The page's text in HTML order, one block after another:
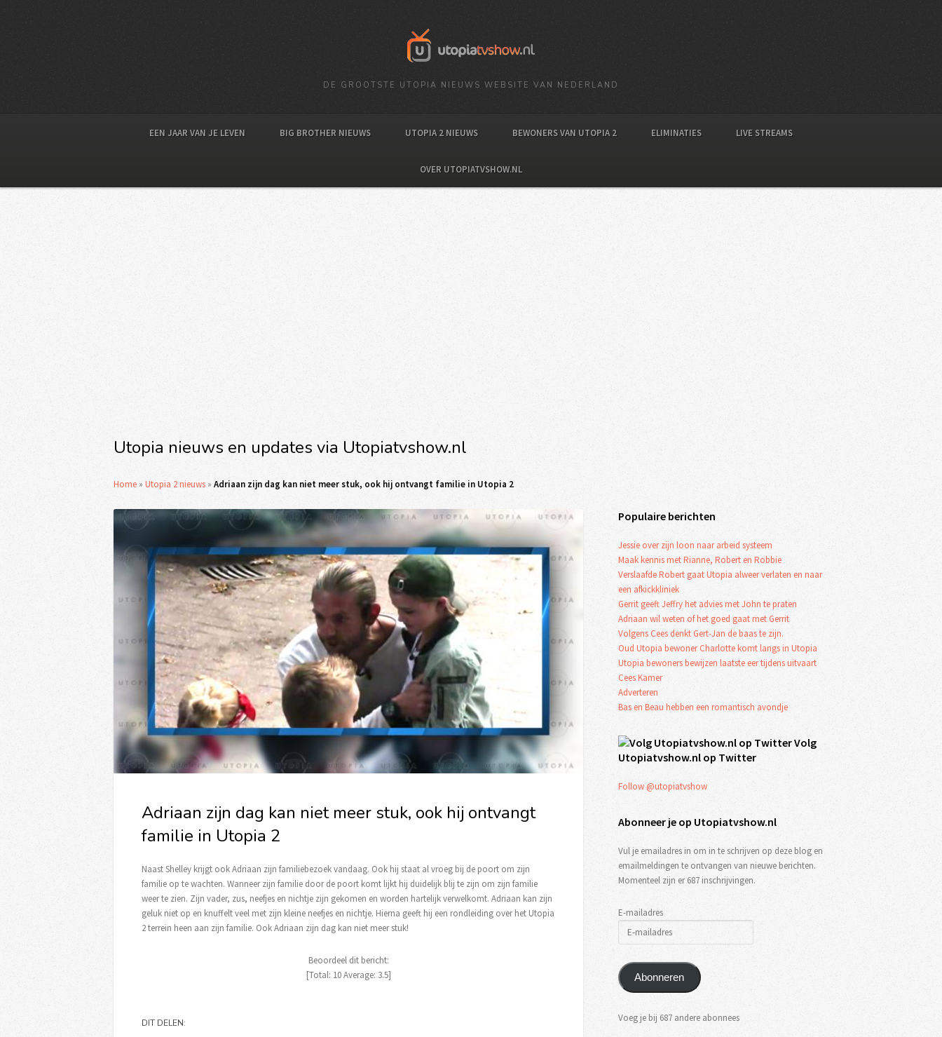
DE GROOTSTE UTOPIA NIEUWS WEBSITE VAN NEDERLAND
EEN JAAR VAN JE LEVEN BIG BROTHER NIEUWS UTOPIA 2 NIEUWS BEWONERS VAN UTOPIA 2 ELIMINATIES LIVE STREAMS
OVER UTOPIATVSHOW.NL
Utopia nieuws en updates via Utopiatvshow.nl
Home » Utopia 2 nieuws » Adriaan zijn dag kan niet meer stuk, ook hij ontvangt familie in Utopia 2
Adriaan zijn dag kan niet meer stuk, ook hij ontvangt
familie in Utopia 2
Naast Shelley krijgt ook Adriaan zijn familiebezoek vandaag. Ook hij staat al vroeg bij de poort om zijn
familie op te wachten. Wanneer zijn familie door de poort komt lijkt hij duidelijk blij te zijn om zijn familie
weer te zien. Zijn vader, zus, neefjes en nichtje zijn gekomen en worden hartelijk verwelkomt. Adriaan kan zijn
geluk niet op en knuffelt veel met zijn kleine neefjes en nichtje. Hierna geeft hij een rondleiding over het Utopia
2 terrein heen aan zijn familie. Ook Adriaan zijn dag kan niet meer stuk!
Beoordeel dit bericht:
[Total: 10Average: 3.5]
DIT DELEN:
Populaire berichten
Jessie over zijn loon naar arbeid systeem
Maak kennis met Rianne, Robert en Robbie
Verslaafde Robert gaat Utopia alweer verlaten en naar
een afkickkliniek
Gerrit geeft Jeffry het advies met John te praten
Adriaan wil weten of het goed gaat met Gerrit
Volgens Cees denkt Gert-Jan de baas te zijn.
Oud Utopia bewoner Charlotte komt langs in Utopia
Utopia bewoners bewijzen laatste eer tijdens uitvaart
Cees Kamer
Adverteren
Bas en Beau hebben een romantisch avondje
Volg
Utopiatvshow.nl op Twitter
Follow @utopiatvshow
Abonneer je op Utopiatvshow.nl
Vul je emailadres in om in te schrijven op deze blog en
emailmeldingen te ontvangen van nieuwe berichten.
Momenteel zijn er 687 inschrijvingen.
E-mailadres
Abonneren
Voeg je bij 687 andere abonnees